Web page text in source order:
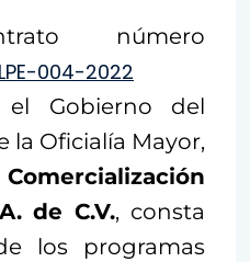
número
004-2022
el Gobierno del
la Oficialía Mayor,
Comercialización
de C.V., consta
los programas